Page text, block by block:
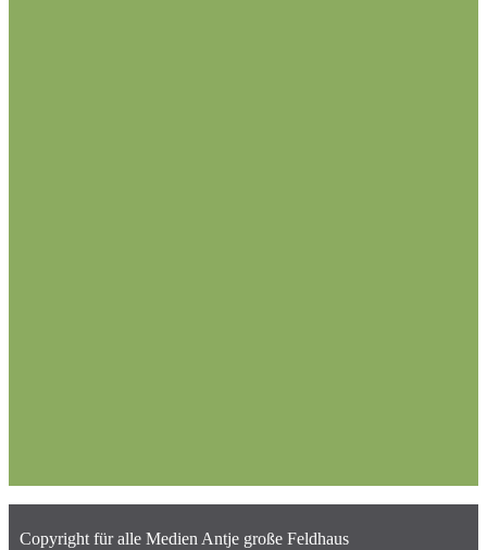
Copyright für alle Medien Antje große Feldhaus